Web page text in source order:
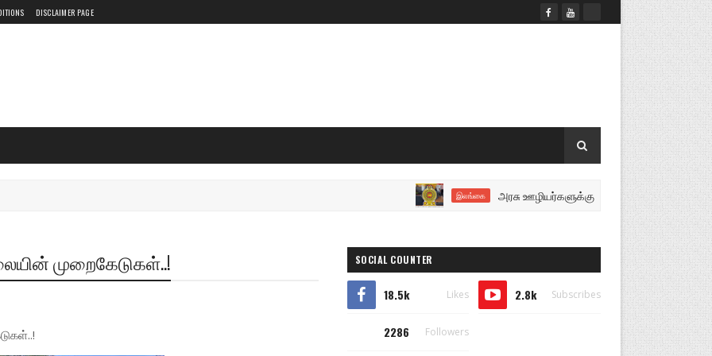
DISCLAIMER PAGE
இலங்கை அரசு ஊழியர்களுக்கு மகிழ்ச்சியான செய்தி..!
முறைகேடுகள்..! SOCIAL COUNTER
18.5k Likes 2.8k Subscribes
2286 Followers